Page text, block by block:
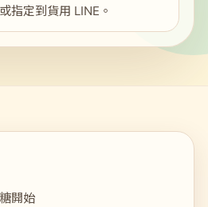
指定到貨用 LINE。
開始